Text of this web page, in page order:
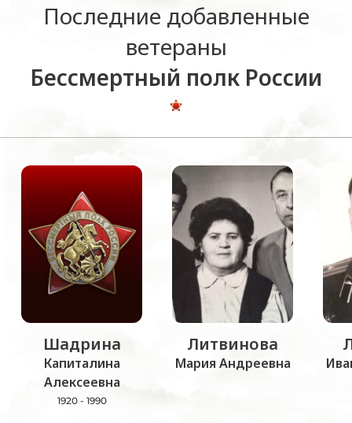
Последние добавленные
ветераны
Бессмертный полк России
Шадрина
Капиталина
Алексеевна
1920 - 1990
Литвинова
Мария Андреевна